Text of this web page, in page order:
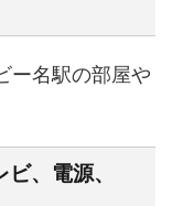
ー名駅の部屋や
、電源、